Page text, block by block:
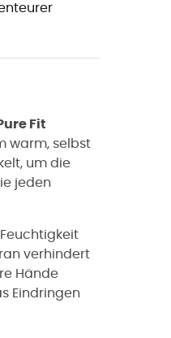
Fit
warm, selbst
um die
jeden
verhindert
Hände
Eindringen